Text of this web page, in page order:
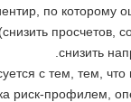
по которому
просчетов,
снизить
с тем, тем,
риск-профилем,